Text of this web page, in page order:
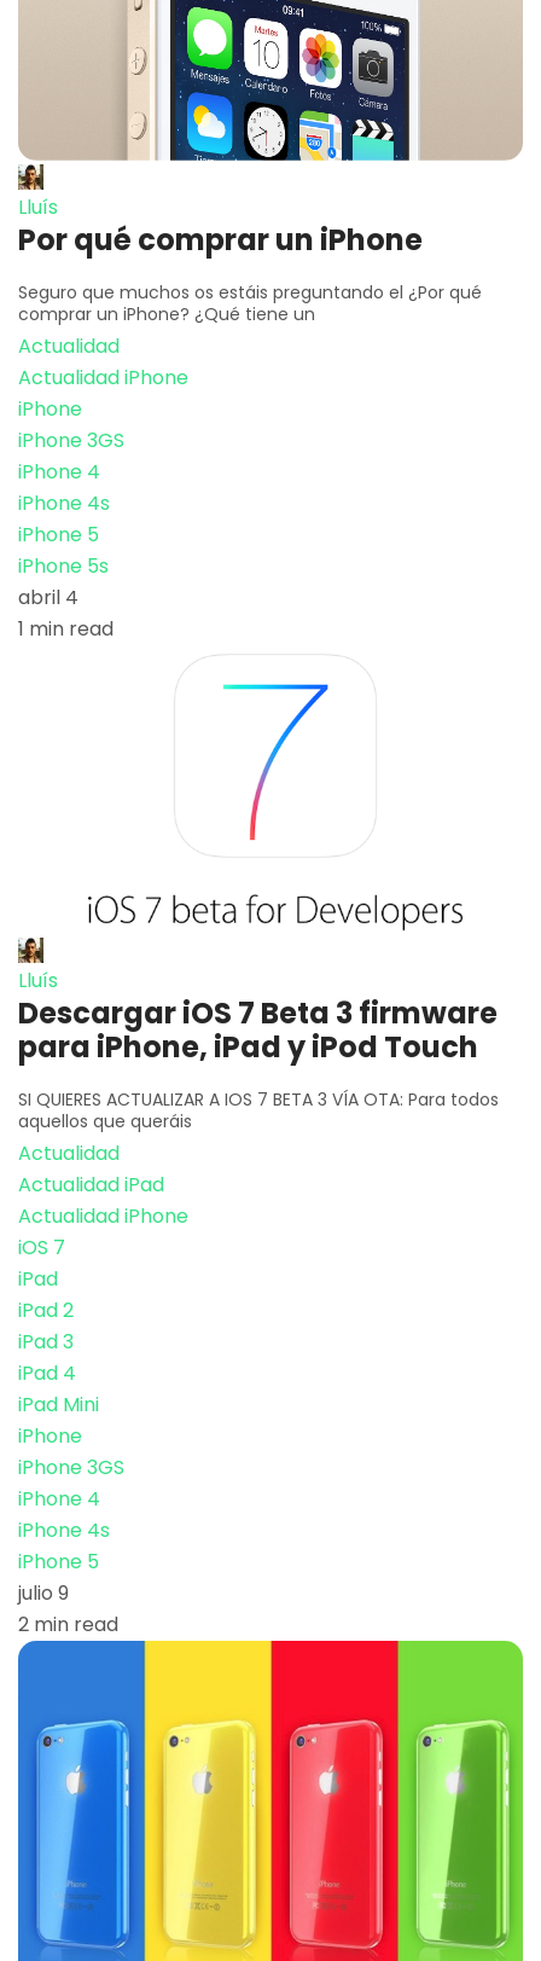
Lluís
Por qué comprar un iPhone
Seguro que muchos os estáis preguntando el ¿Por qué
comprar un iPhone? ¿Qué tiene un
Actualidad
Actualidad iPhone
iPhone
iPhone 3GS
iPhone 4
iPhone 4s
iPhone 5
iPhone 5s
abril 4
1 min read
Lluís
Descargar iOS 7 Beta 3 firmware
para iPhone, iPad y iPod Touch
SI QUIERES ACTUALIZAR A IOS 7 BETA 3 VÍA OTA: Para todos
aquellos que queráis
Actualidad
Actualidad iPad
Actualidad iPhone
iOS 7
iPad
iPad 2
iPad 3
iPad 4
iPad Mini
iPhone
iPhone 3GS
iPhone 4
iPhone 4s
iPhone 5
julio 9
2 min read